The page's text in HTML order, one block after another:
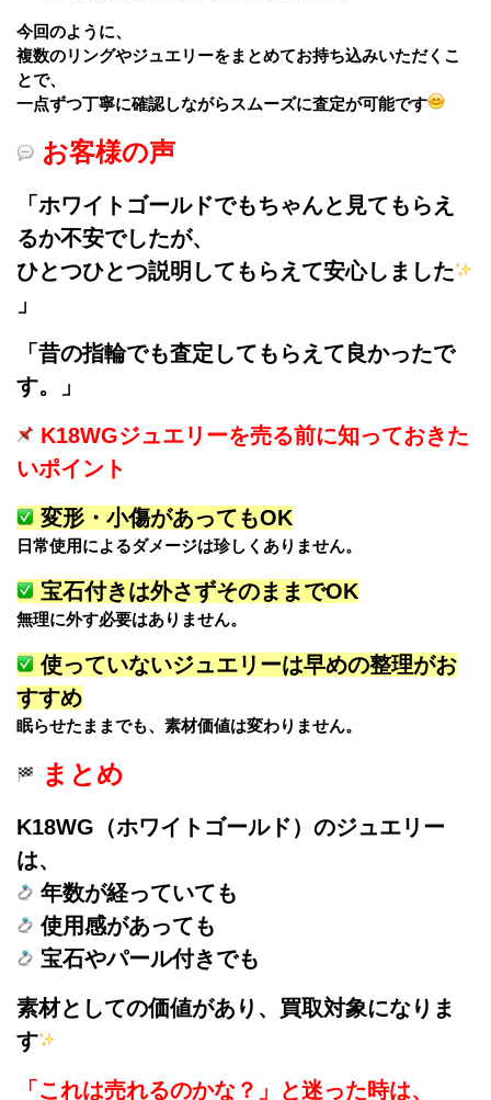
今回のように、
複数のリングやジュエリーをまとめてお持ち込みいただくこ
とで、
一点ずつ丁寧に確認しながらスムーズに査定が可能です
お客様の声
「ホワイトゴールドでもちゃんと見てもらえ
るか不安でしたが、
ひとつひとつ説明してもらえて安心しました
」
「昔の指輪でも査定してもらえて良かったで
す。」
K18WGジュエリーを売る前に知っておきた
いポイント
変形・小傷があってもOK
日常使用によるダメージは珍しくありません。
宝石付きは外さずそのままでOK
無理に外す必要はありません。
使っていないジュエリーは早めの整理がお
すすめ
眠らせたままでも、素材価値は変わりません。
まとめ
K18WG（ホワイトゴールド）のジュエリー
は、
年数が経っていても
使用感があっても
宝石やパール付きでも
素材としての価値があり、買取対象になりま
す
「これは売れるのかな？」と迷った時は、